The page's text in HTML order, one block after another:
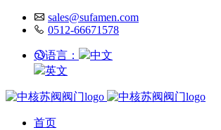
sales@sufamen.com
0512-66671578
语言：
中文
英文
首页